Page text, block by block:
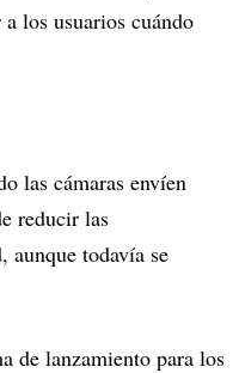
los usuarios cuándo
las cámaras envíen
reducir las
aunque todavía se
de lanzamiento para los